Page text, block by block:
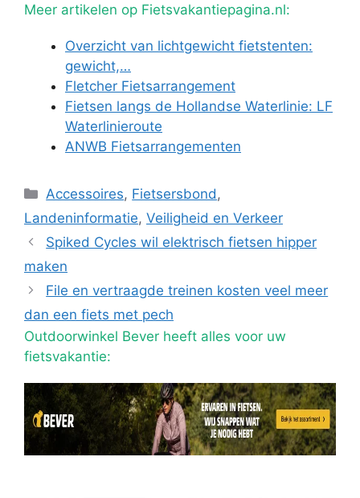
Meer artikelen op Fietsvakantiepagina.nl:
Overzicht van lichtgewicht fietstenten:
gewicht,…
Fletcher Fietsarrangement
Fietsen langs de Hollandse Waterlinie: LF
Waterlinieroute
ANWB Fietsarrangementen
Categorieën
Accessoires, Fietsersbond ,
Landeninformatie, Veiligheid en Verkeer
Spiked Cycles wil elektrisch fietsen hipper
maken
File en vertraagde treinen kosten veel meer
dan een fiets met pech
Outdoorwinkel Bever heeft alles voor uw
fietsvakantie: